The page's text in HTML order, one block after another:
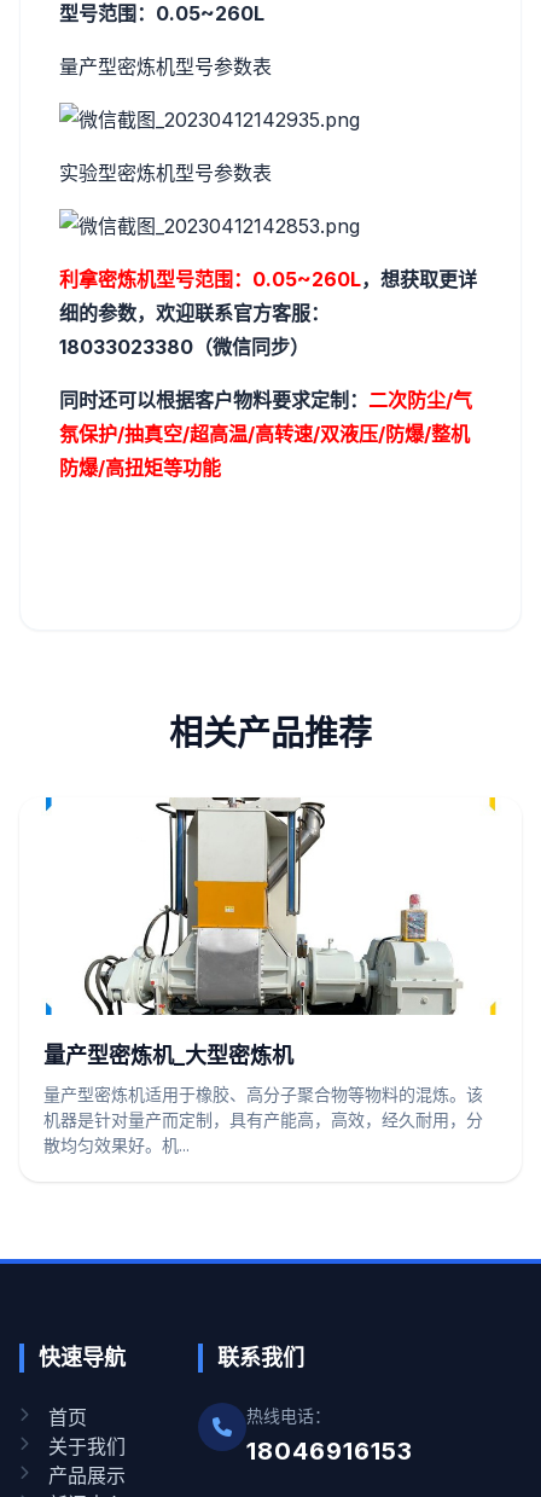
型号范围：0.05~260L
量产型密炼机型号参数表
实验型密炼机型号参数表
利拿密炼机型号范围：0.05~260L，想获取更详
细的参数，欢迎联系官方客服：
18033023380（微信同步）
同时还可以根据客户物料要求定制： 二次防尘/气
氛保护/抽真空/超高温/高转速/双液压/防爆/整机
防爆/高扭矩等功能
相关产品推荐
量产型密炼机_大型密炼机
量产型密炼机适用于橡胶、高分子聚合物等物料的混炼。该
机器是针对量产而定制，具有产能高，高效，经久耐用，分
散均匀效果好。机...
快速导航
首页
关于我们
产品展示
联系我们
热线电话：
18046916153